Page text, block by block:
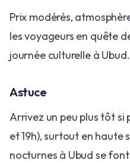
Prix modérés,
les voyageurs en quête
journée culturelle à Ubud.
Astuce
Arrivez un peu plus tôt si
et 19h), surtout en haute
nocturnes à Ubud se